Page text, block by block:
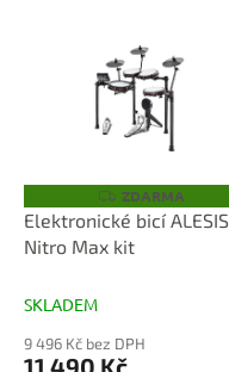
Z
D
A
R
ZDARMA
Elektronické bicí ALESIS
Nitro Max kit
SKLADEM
9 496 Kč bez DPH